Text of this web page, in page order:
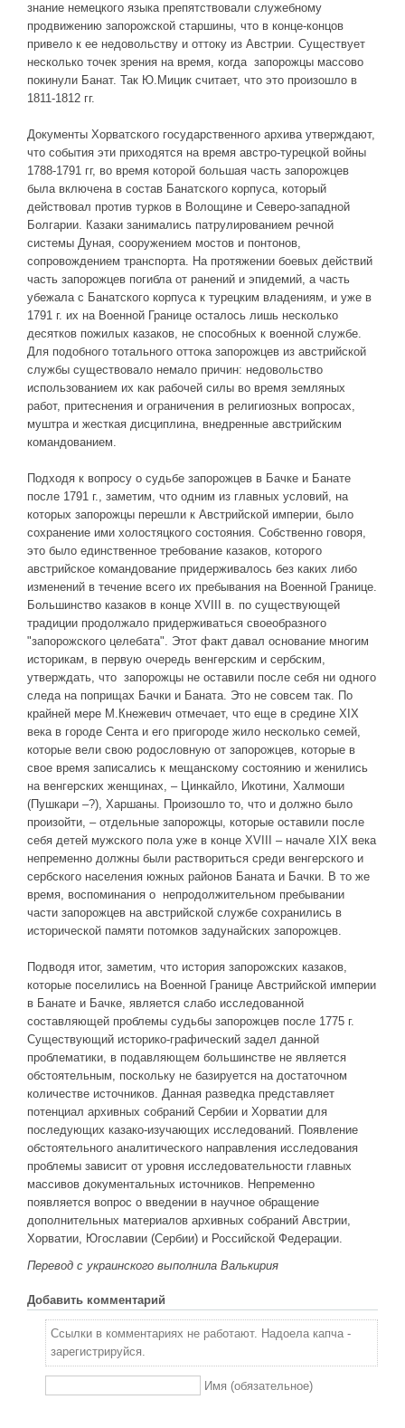
знание немецкого языка препятствовали служебному
продвижению запорожской старшины, что в конце-концов
привело к ее недовольству и оттоку из Австрии. Существует
несколько точек зрения на время, когда запорожцы массово
покинули Банат. Так Ю.Мицик считает, что это произошло в
1811-1812 гг.
Документы Хорватского государственного архива утверждают,
что события эти приходятся на время австро-турецкой войны
1788-1791 гг, во время которой большая часть запорожцев
была включена в состав Банатского корпуса, который
действовал против турков в Волощине и Северо-западной
Болгарии. Казаки занимались патрулированием речной
системы Дуная, сооружением мостов и понтонов,
сопровождением транспорта. На протяжении боевых действий
часть запорожцев погибла от ранений и эпидемий, а часть
убежала с Банатского корпуса к турецким владениям, и уже в
1791 г. их на Военной Границе осталось лишь несколько
десятков пожилых казаков, не способных к военной службе.
Для подобного тотального оттока запорожцев из австрийской
службы существовало немало причин: недовольство
использованием их как рабочей силы во время земляных
работ, притеснения и ограничения в религиозных вопросах,
муштра и жесткая дисциплина, внедренные австрийским
командованием.
Подходя к вопросу о судьбе запорожцев в Бачке и Банате
после 1791 г., заметим, что одним из главных условий, на
которых запорожцы перешли к Австрийской империи, было
сохранение ими холостяцкого состояния. Собственно говоря,
это было единственное требование казаков, которого
австрийское командование придерживалось без каких либо
изменений в течение всего их пребывания на Военной Границе.
Большинство казаков в конце XVIII в. по существующей
традиции продолжало придерживаться своеобразного
"запорожского целебата". Этот факт давал основание многим
историкам, в первую очередь венгерским и сербским,
утверждать, что запорожцы не оставили после себя ни одного
следа на поприщах Бачки и Баната. Это не совсем так. По
крайней мере М.Кнежевич отмечает, что еще в средине ХІХ
века в городе Сента и его пригороде жило несколько семей,
которые вели свою родословную от запорожцев, которые в
свое время записались к мещанскому состоянию и женились
на венгерских женщинах, – Цинкайло, Икотини, Халмоши
(Пушкари –?), Харшаны. Произошло то, что и должно было
произойти, – отдельные запорожцы, которые оставили после
себя детей мужского пола уже в конце XVIII – начале ХІХ века
непременно должны были раствориться среди венгерского и
сербского населения южных районов Баната и Бачки. В то же
время, воспоминания о непродолжительном пребывании
части запорожцев на австрийской службе сохранились в
исторической памяти потомков задунайских запорожцев.
Подводя итог, заметим, что история запорожских казаков,
которые поселились на Военной Границе Австрийской империи
в Банате и Бачке, является слабо исследованной
составляющей проблемы судьбы запорожцев после 1775 г.
Существующий историко-графический задел данной
проблематики, в подавляющем большинстве не является
обстоятельным, поскольку не базируется на достаточном
количестве источников. Данная разведка представляет
потенциал архивных собраний Сербии и Хорватии для
последующих казако-изучающих исследований. Появление
обстоятельного аналитического направления исследования
проблемы зависит от уровня исследовательности главных
массивов документальных источников. Непременно
появляется вопрос о введении в научное обращение
дополнительных материалов архивных собраний Австрии,
Хорватии, Югославии (Сербии) и Российской Федерации.
Перевод с украинского выполнила Валькирия
Добавить комментарий
Ссылки в комментариях не работают. Надоела капча -
зарегистрируйся.
Имя (обязательное)